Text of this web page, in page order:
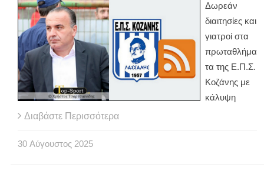
Δωρεάν
διαιτησίες και
γιατροί στα
πρωταθλήμα
τα της Ε.Π.Σ.
Κοζάνης με
κάλυψη
Διαβάστε Περισσότερα
30 Αύγουστος 2025